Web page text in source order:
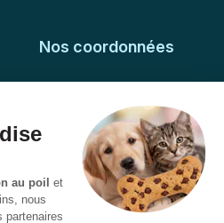
Nos coordonnées
51-55 rue Hoche
94767
Ivry-sur-Seine
Pas encore client ?
Mail :
adhesion@assuropoil.com
Tel :
01 77 94 89 02